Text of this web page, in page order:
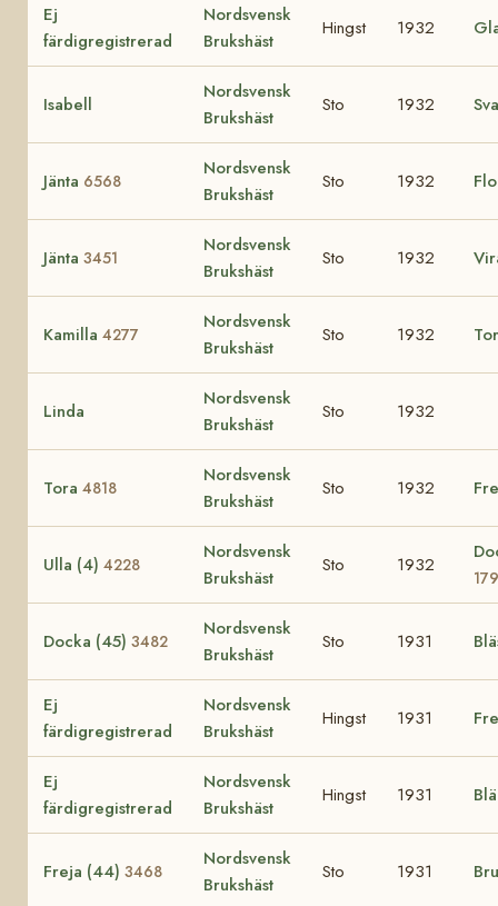
Ej
färdigregistrerad
Nordsvensk
Brukshäst
Hingst 1932
Isabell
Nordsvensk
Brukshäst
Sto 1932
Jänta 6568
Nordsvensk
Brukshäst
Sto 1932
Jänta 3451
Nordsvensk
Brukshäst
Sto 1932
Kamilla 4277
Nordsvensk
Brukshäst
Sto 1932
Linda
Nordsvensk
Brukshäst
Sto 1932
Tora 4818
Nordsvensk
Brukshäst
Sto 1932
Ulla (4) 4228
Nordsvensk
Brukshäst
Sto 1932
Docka (45) 3482
Nordsvensk
Brukshäst
Sto 1931
Ej
färdigregistrerad
Nordsvensk
Brukshäst
Hingst 1931
Ej
färdigregistrerad
Nordsvensk
Brukshäst
Hingst 1931
Freja (44) 3468
Nordsvensk
Brukshäst
Sto 1931